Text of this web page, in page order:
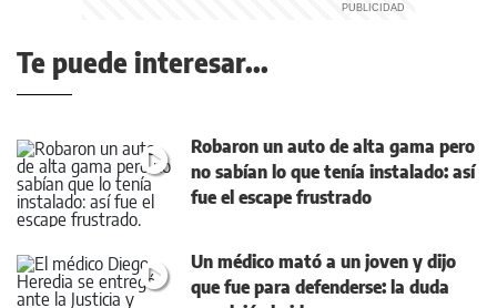
Te puede interesar...
Robaron un auto de alta gama pero
no sabían lo que tenía instalado: así
fue el escape frustrado
Un médico mató a un joven y dijo
que fue para defenderse: la duda